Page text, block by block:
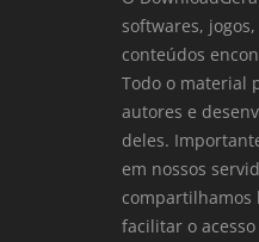
softwares,
conteúdos
Todo o material
autores e
deles.
em nossos
compartilhamos
facilitar o